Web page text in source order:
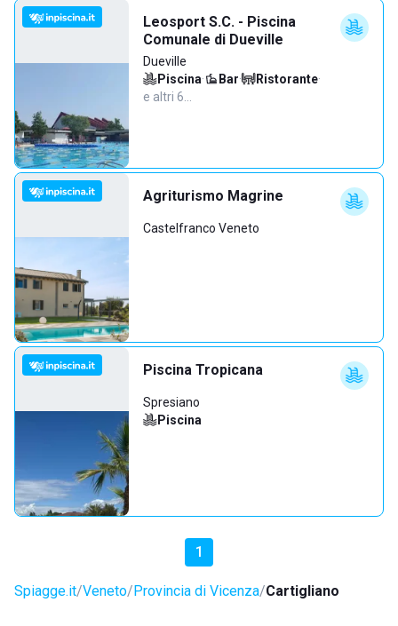
Leosport S.C. - Piscina
Comunale di Dueville
Dueville
Piscina· Bar· Ristorante·
e altri 6…
Agriturismo Magrine
Castelfranco Veneto
Piscina Tropicana
Spresiano
Piscina
1
Spiagge.it Veneto Provincia di Vicenza Cartigliano